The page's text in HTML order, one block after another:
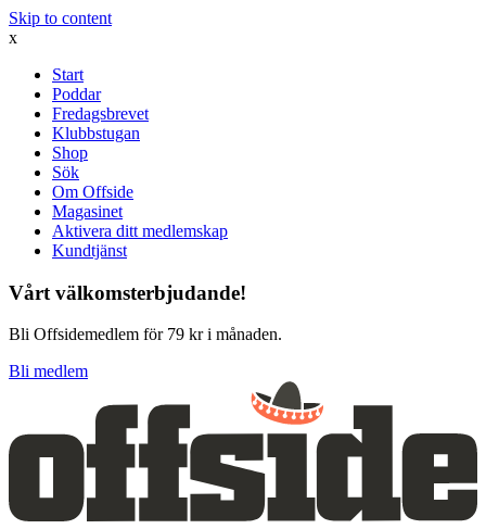
Skip to content
x
Start
Poddar
Fredagsbrevet
Klubbstugan
Shop
Sök
Om Offside
Magasinet
Aktivera ditt medlemskap
Kundtjänst
Vårt välkomsterbjudande!
Bli Offsidemedlem för 79 kr i månaden.
Bli medlem